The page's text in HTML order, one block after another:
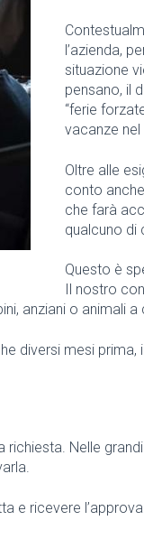
l’azienda,
situazione
pensano, il
“ferie
vacanze
Oltre alle
conto
che farà
qualcuno di
Questo è
Il nostro
anziani o animali a
diversi mesi
Nelle
e ricevere